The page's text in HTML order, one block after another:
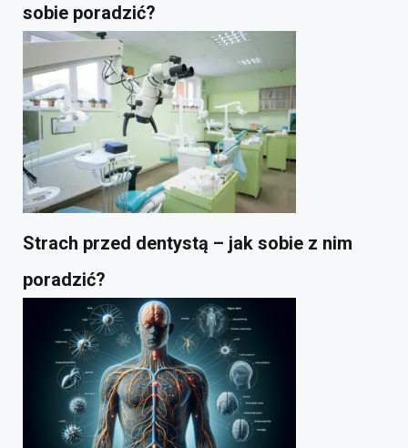
sobie poradzić?
Strach przed dentystą – jak sobie z nim
poradzić?